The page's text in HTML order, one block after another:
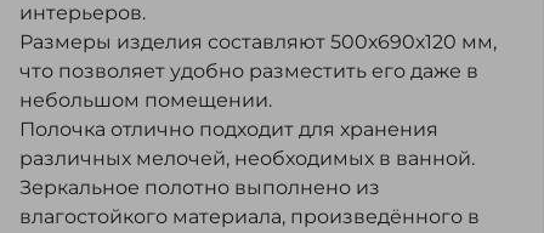
интерьеров.
Размеры изделия составляют 500х690х120 мм,
что позволяет удобно разместить его даже в
небольшом помещении.
Полочка отлично подходит для хранения
различных мелочей, необходимых в ванной.
Зеркальное полотно выполнено из
влагостойкого материала, произведённого в